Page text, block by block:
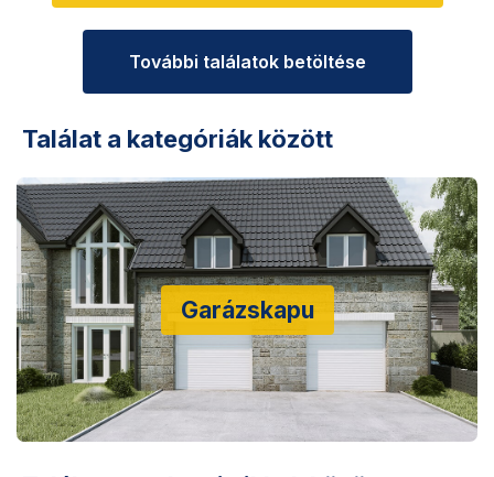
További találatok betöltése
Találat a kategóriák között
Garázskapu